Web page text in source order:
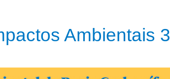
Ambientais 3